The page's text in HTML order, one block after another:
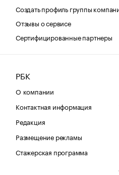
Создать профиль группы
Отзывы о сервисе
Сертифицированные партнеры
РБК
О компании
Контактная информация
Редакция
Размещение рекламы
Стажерская программа